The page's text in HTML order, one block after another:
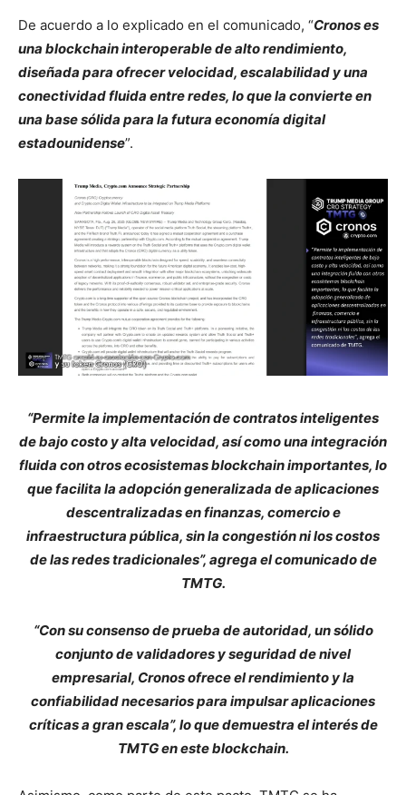
De acuerdo a lo explicado en el comunicado, “Cronos es
una blockchain interoperable de alto rendimiento,
diseñada para ofrecer velocidad, escalabilidad y una
conectividad fluida entre redes, lo que la convierte en
una base sólida para la futura economía digital
estadounidense”.
“Permite la implementación de contratos inteligentes
de bajo costo y alta velocidad, así como una integración
fluida con otros ecosistemas blockchain importantes, lo
que facilita la adopción generalizada de aplicaciones
descentralizadas en finanzas, comercio e
infraestructura pública, sin la congestión ni los costos
de las redes tradicionales”, agrega el comunicado de
TMTG.
“Con su consenso de prueba de autoridad, un sólido
conjunto de validadores y seguridad de nivel
empresarial, Cronos ofrece el rendimiento y la
confiabilidad necesarios para impulsar aplicaciones
críticas a gran escala”, lo que demuestra el interés de
TMTG en este blockchain.